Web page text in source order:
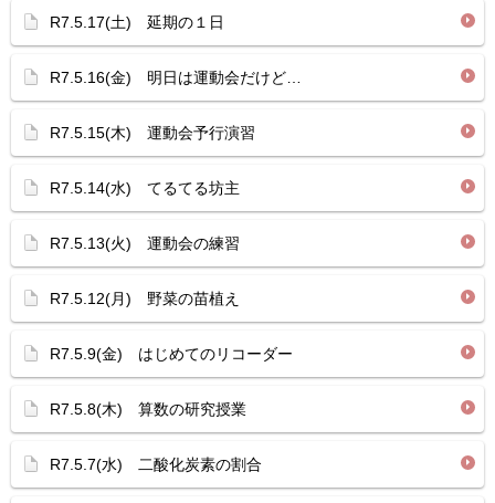
R7.5.17(土) 延期の１日
R7.5.16(金) 明日は運動会だけど…
R7.5.15(木) 運動会予行演習
R7.5.14(水) てるてる坊主
R7.5.13(火) 運動会の練習
R7.5.12(月) 野菜の苗植え
R7.5.9(金) はじめてのリコーダー
R7.5.8(木) 算数の研究授業
R7.5.7(水) 二酸化炭素の割合